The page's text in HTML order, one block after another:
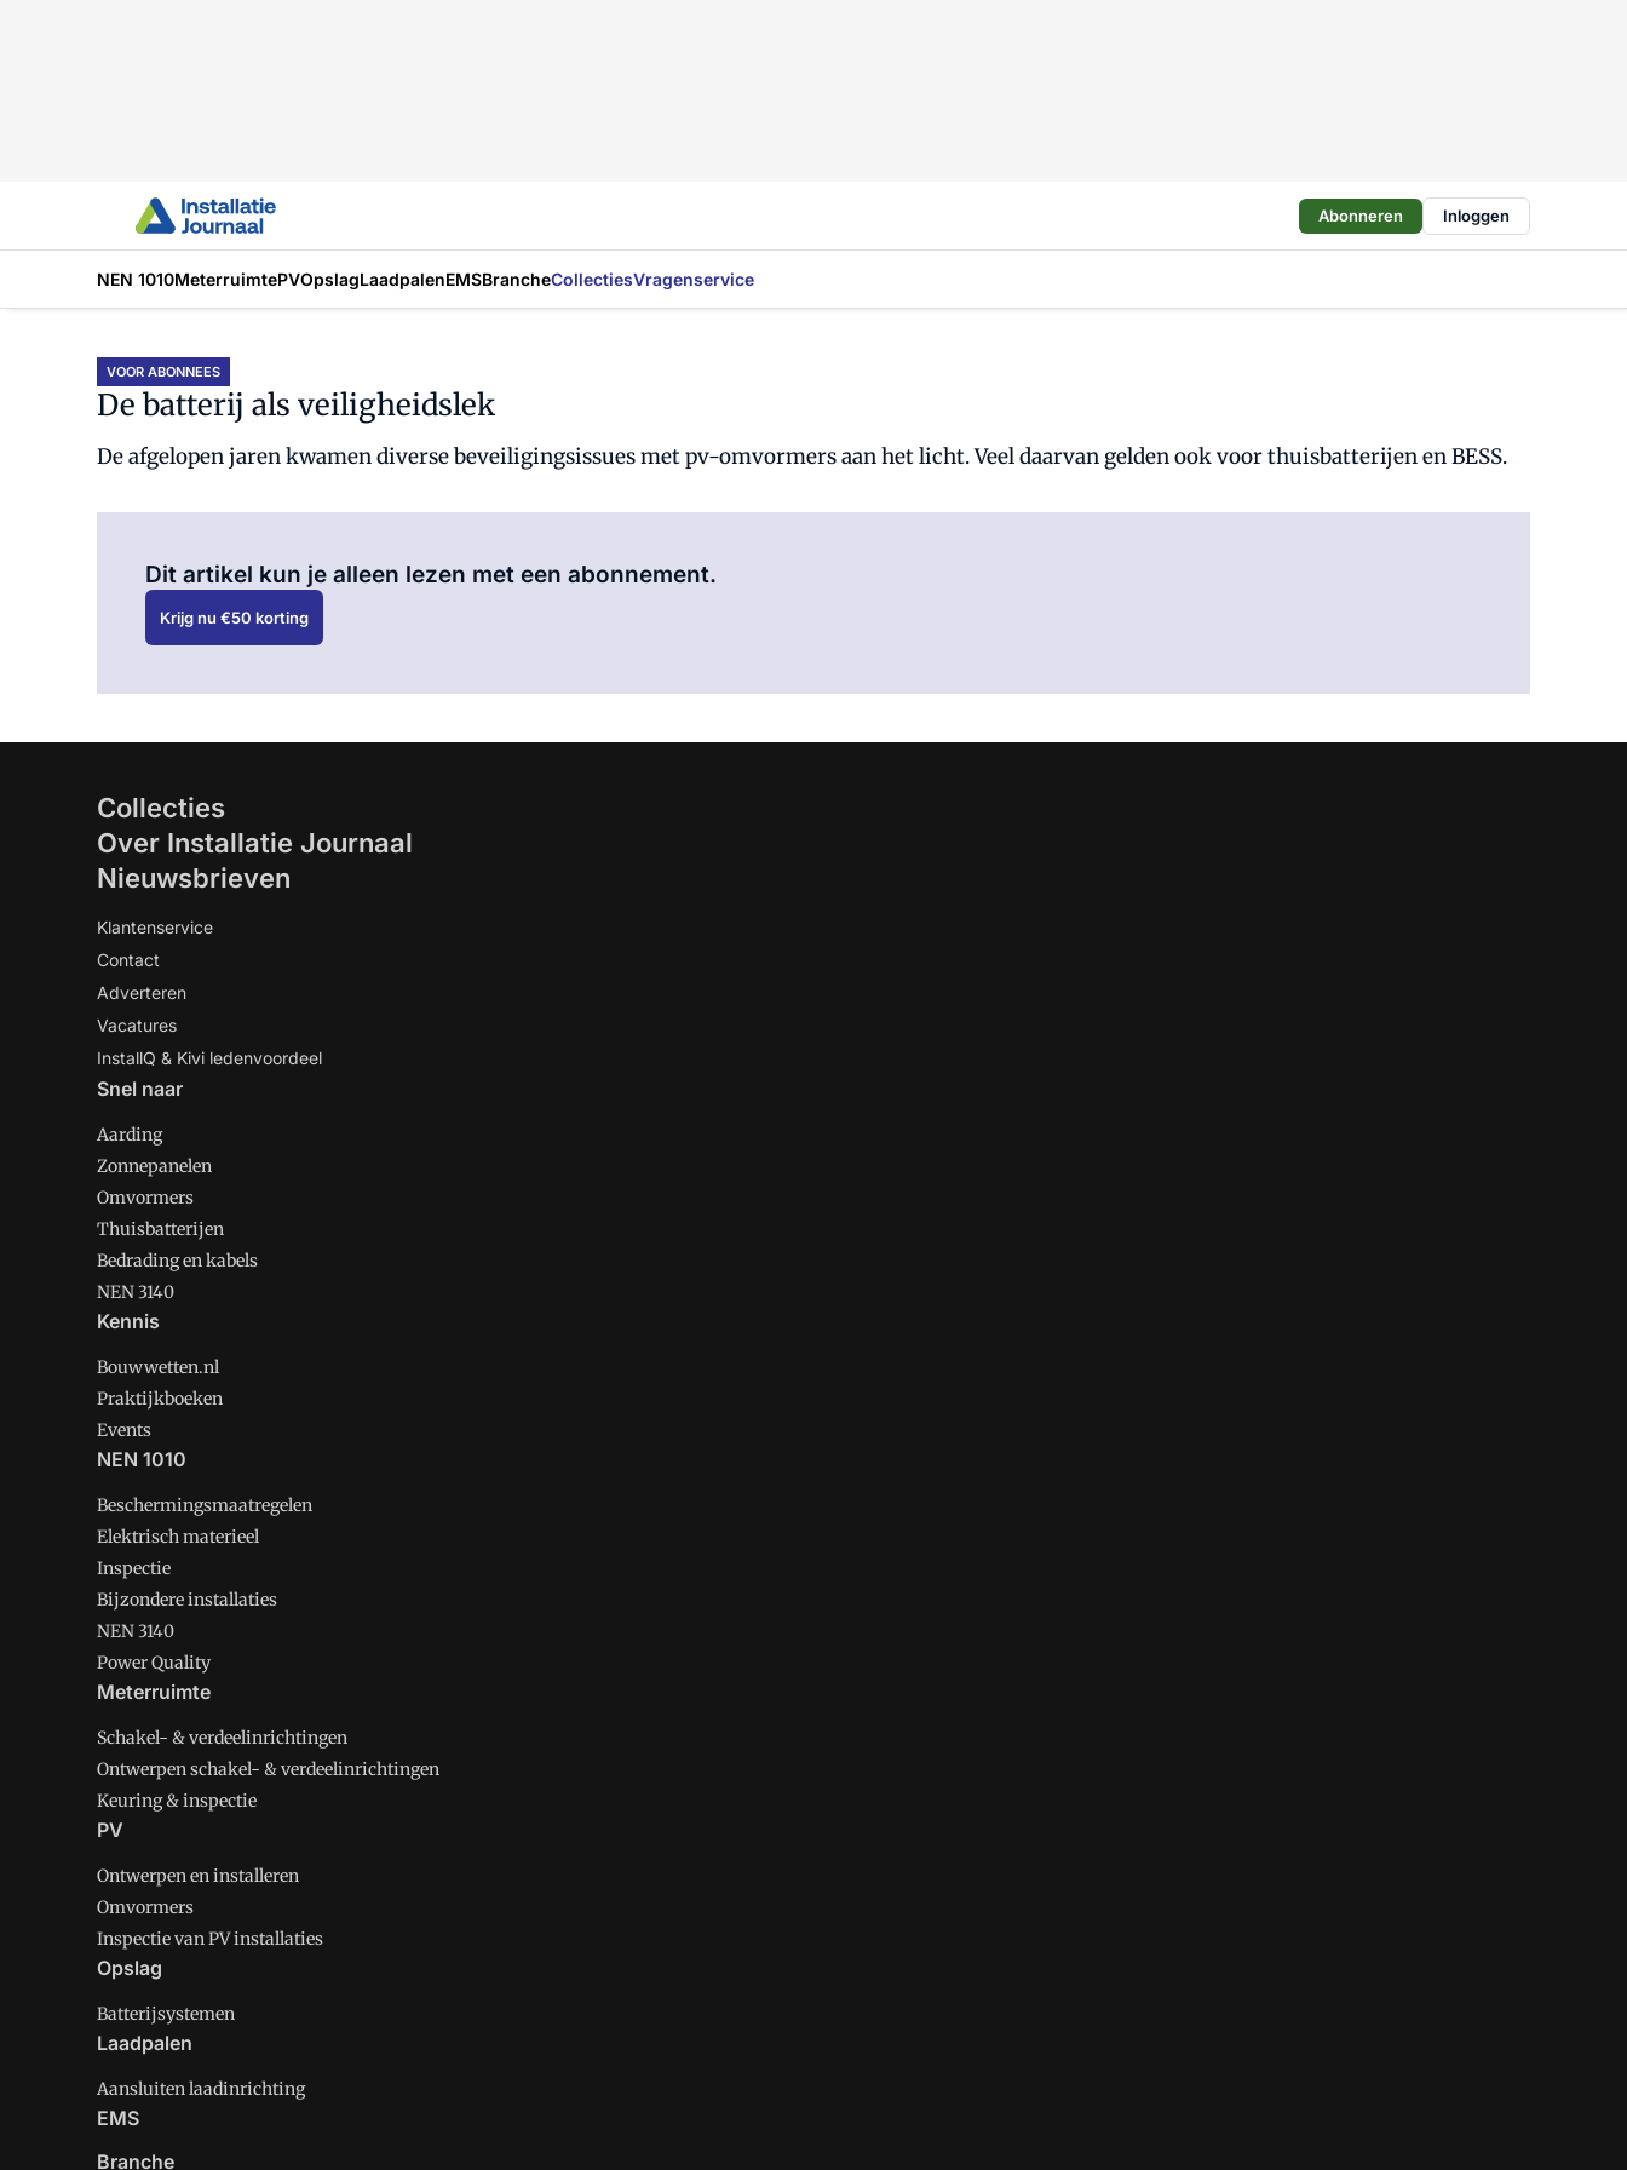
Abonneren Inloggen
NEN 1010MeterruimtePVOpslagLaadpalenEMSBrancheCollectiesVragenservice
VOOR ABONNEES
De batterij als veiligheidslek
De afgelopen jaren kwamen diverse beveiligingsissues met pv-omvormers aan het licht. Veel daarvan gelden ook voor thuisbatterijen en BESS.
Dit artikel kun je alleen lezen met een abonnement.
Krijg nu €50 korting
Collecties
Over Installatie Journaal
Nieuwsbrieven
Klantenservice
Contact
Adverteren
Vacatures
InstallQ & Kivi ledenvoordeel
Snel naar
Aarding
Zonnepanelen
Omvormers
Thuisbatterijen
Bedrading en kabels
NEN 3140
Kennis
Bouwwetten.nl
Praktijkboeken
Events
NEN 1010
Beschermingsmaatregelen
Elektrisch materieel
Inspectie
Bijzondere installaties
NEN 3140
Power Quality
Meterruimte
Schakel- & verdeelinrichtingen
Ontwerpen schakel- & verdeelinrichtingen
Keuring & inspectie
PV
Ontwerpen en installeren
Omvormers
Inspectie van PV installaties
Opslag
Batterijsystemen
Laadpalen
Aansluiten laadinrichting
EMS
Branche